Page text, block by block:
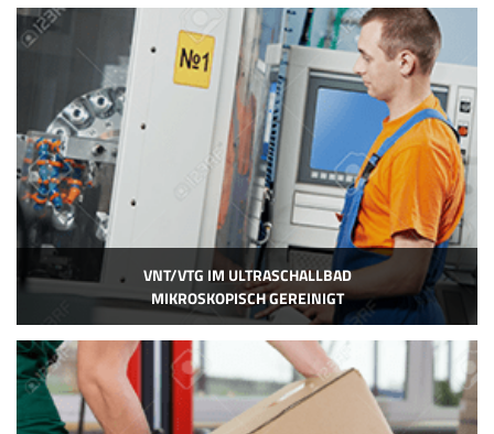
VNT/VTG IM ULTRASCHALLBAD
MIKROSKOPISCH GEREINIGT